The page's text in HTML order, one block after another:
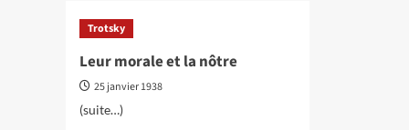
Trotsky
Leur morale et la nôtre
25 janvier 1938
(suite…)